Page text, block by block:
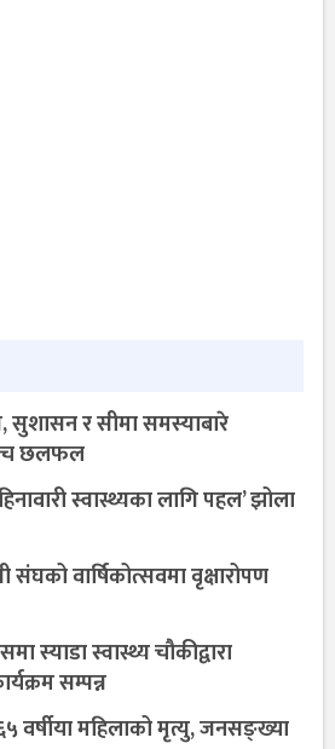
सुशासन र सीमा समस्याबारे
छलफल
स्वास्थ्यका लागि पहल’ झोला
संघको वार्षिकोत्सवमा वृक्षारोपण
स्याडा स्वास्थ्य चौकीद्वारा
सम्पन्न
वर्षीया महिलाको मृत्यु, जनसङ्ख्या